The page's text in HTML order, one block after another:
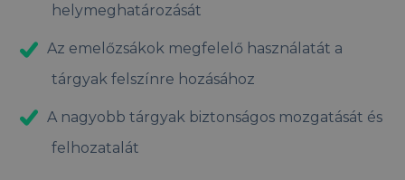
helymeghatározását
Az emelőzsákok megfelelő használatát a
tárgyak felszínre hozásához
A nagyobb tárgyak biztonságos mozgatását és
felhozatalát